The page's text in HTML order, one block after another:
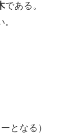
である。
となる）